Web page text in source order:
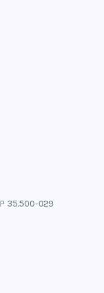
35.500-029